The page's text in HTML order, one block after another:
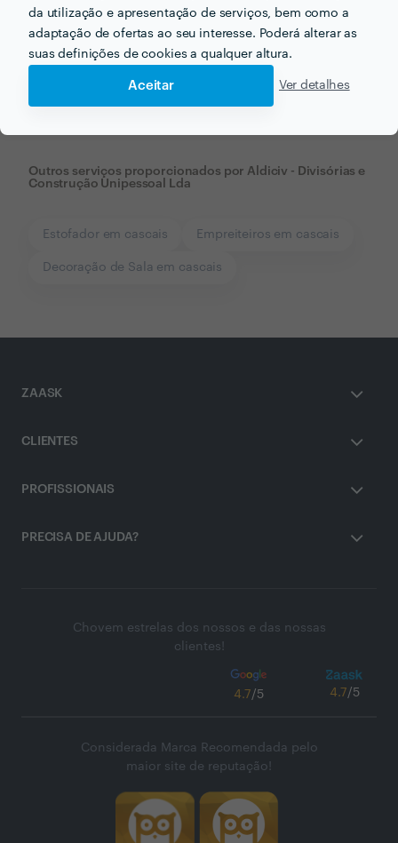
da utilização e apresentação de serviços, bem como a
adaptação de ofertas ao seu interesse. Poderá alterar as
suas definições de cookies a qualquer altura.
Aceitar Ver detalhes
Receba várias propostas de profissionais como
Aldiciv - Divisórias e Construção Unipessoal Lda
em poucas horas.
Outros serviços proporcionados por Aldiciv - Divisórias e
Construção Unipessoal Lda
Estofador em cascais Empreiteiros em cascais
Decoração de Sala em cascais
ZAASK
CLIENTES
PROFISSIONAIS
PRECISA DE AJUDA?
Chovem estrelas dos nossos e das nossas
clientes!
4.7/5 4.7/5
Considerada Marca Recomendada pelo
maior site de reputação!